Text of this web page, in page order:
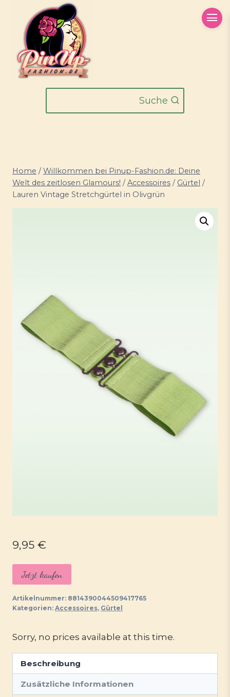
springen
Suche
Home / Willkommen bei Pinup-Fashion.de: Deine
Welt des zeitlosen Glamours! / Accessoires / Gürtel /
Lauren Vintage Stretchgürtel in Olivgrün
9,95 €
Jetzt kaufen
Artikelnummer: 8814390044509417765
Kategorien: Accessoires, Gürtel
Sorry, no prices available at this time.
Beschreibung
Zusätzliche Informationen